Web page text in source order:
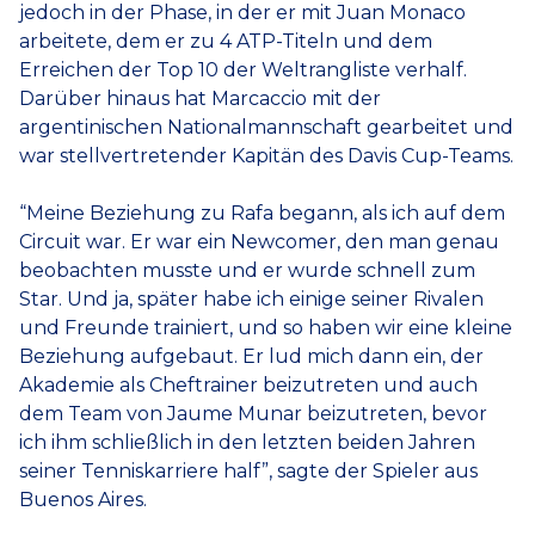
jedoch in der Phase, in der er mit Juan Monaco
arbeitete, dem er zu 4 ATP-Titeln und dem
Erreichen der Top 10 der Weltrangliste verhalf.
Darüber hinaus hat Marcaccio mit der
argentinischen Nationalmannschaft gearbeitet und
war stellvertretender Kapitän des Davis Cup-Teams.
“Meine Beziehung zu Rafa begann, als ich auf dem
Circuit war. Er war ein Newcomer, den man genau
beobachten musste und er wurde schnell zum
Star. Und ja, später habe ich einige seiner Rivalen
und Freunde trainiert, und so haben wir eine kleine
Beziehung aufgebaut. Er lud mich dann ein, der
Akademie als Cheftrainer beizutreten und auch
dem Team von Jaume Munar beizutreten, bevor
ich ihm schließlich in den letzten beiden Jahren
seiner Tenniskarriere half”, sagte der Spieler aus
Buenos Aires.